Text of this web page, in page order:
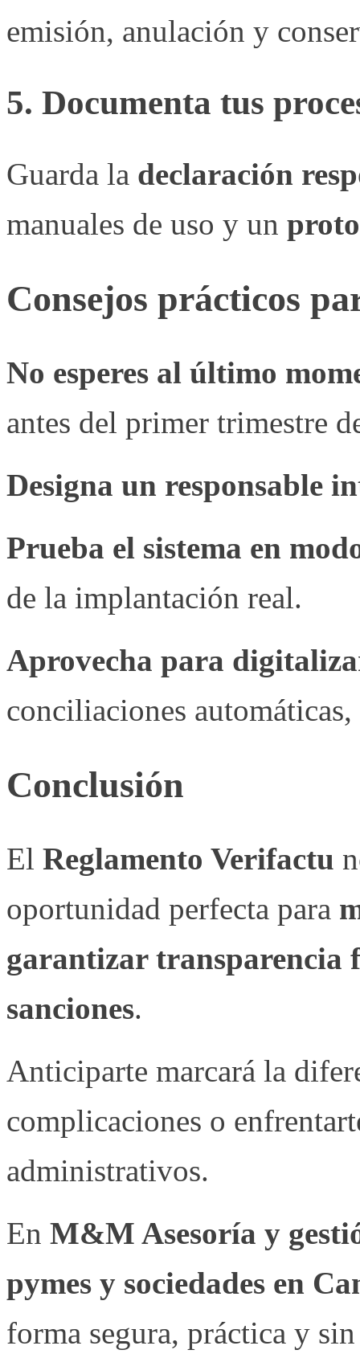
emisión, anulación y
5. Documenta tus
Guarda la declaración
manuales de uso y un
Consejos prácticos
No esperes al último
antes del primer trimestre
Designa un responsable
Prueba el sistema en
de la implantación real.
Aprovecha para
conciliaciones
Conclusión
El Reglamento Verifactu
oportunidad perfecta para
garantizar transparencia
sanciones.
Anticiparte marcará la
complicaciones o
administrativos.
En M&M Asesoría y
pymes y sociedades en
forma segura, práctica y sin